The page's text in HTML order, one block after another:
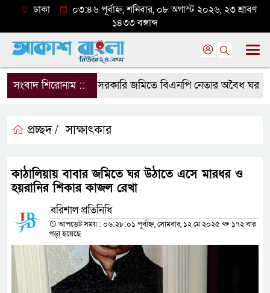
ঢাকা
০৩:৪৬ পূর্বাহ্ন, শনিবার, ০৮ অগাস্ট ২০২৬, ২৩ শ্রাবণ
১৪৩৩ বঙ্গাব্দ
সংবাদ শিরোনাম ::সরকারি জমিতে বিএনপি নেতার অবৈধ ঘর
প্রচ্ছদ / সাক্ষাৎকার
কাঠালিয়ায় বাবার জমিতে ঘর উঠাতে এসে মারধর ও
হয়রানির শিকার কাজল রেখা
বরিশাল প্রতিনিধি
আপডেট সময় : ০৬:২৮:০১ পূর্বাহ্ন, সোমবার, ১২ মে ২০২৫
১৭২ বার
পড়া হয়েছে